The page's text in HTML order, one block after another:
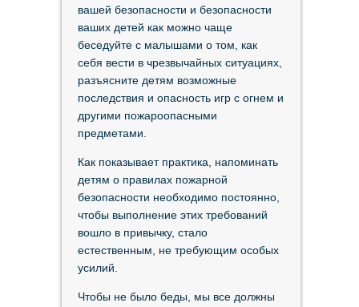
вашей безопасности и безопасности
ваших детей как можно чаще
беседуйте с малышами о том, как
себя вести в чрезвычайных ситуациях,
разъясните детям возможные
последствия и опасность игр с огнем и
другими пожароопасными
предметами.
Как показывает практика, напоминать
детям о правилах пожарной
безопасности необходимо постоянно,
чтобы выполнение этих требований
вошло в привычку, стало
естественным, не требующим особых
усилий.
Чтобы не было беды, мы все должны